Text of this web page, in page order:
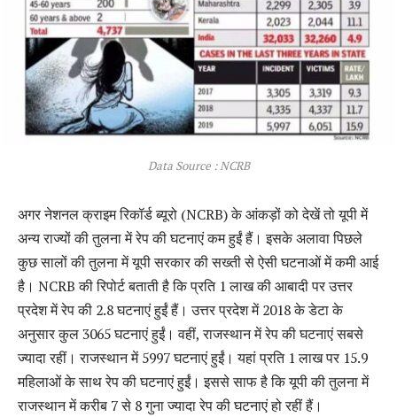
Data Source : NCRB
अगर नेशनल क्राइम रिकॉर्ड ब्यूरो (NCRB) के आंकड़ों को देखें तो यूपी में
अन्य राज्यों की तुलना में रेप की घटनाएं कम हुईं हैं। इसके अलावा पिछले
कुछ सालों की तुलना में यूपी सरकार की सख्ती से ऐसी घटनाओं में कमी आई
है। NCRB की रिपोर्ट बताती है कि प्रति 1 लाख की आबादी पर उत्तर
प्रदेश में रेप की 2.8 घटनाएं हुईं हैं। उत्तर प्रदेश में 2018 के डेटा के
अनुसार कुल 3065 घटनाएं हुईं। वहीं, राजस्थान में रेप की घटनाएं सबसे
ज्यादा रहीं। राजस्थान में 5997 घटनाएं हुईं। यहां प्रति 1 लाख पर 15.9
महिलाओं के साथ रेप की घटनाएं हुईं। इससे साफ है कि यूपी की तुलना में
राजस्थान में करीब 7 से 8 गुना ज्यादा रेप की घटनाएं हो रहीं हैं।